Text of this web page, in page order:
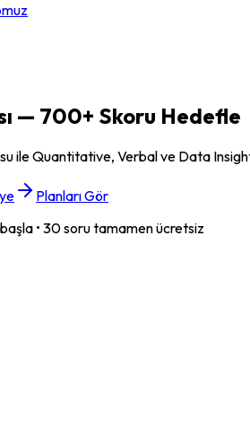
— 700+ Skoru Hedefle
ile Quantitative, Verbal ve Data
Planları Gör
• 30 soru tamamen ücretsiz